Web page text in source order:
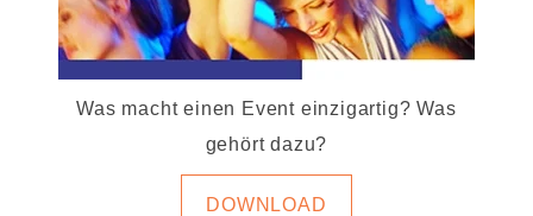
Was macht einen Event einzigartig? Was
gehört dazu?
DOWNLOAD